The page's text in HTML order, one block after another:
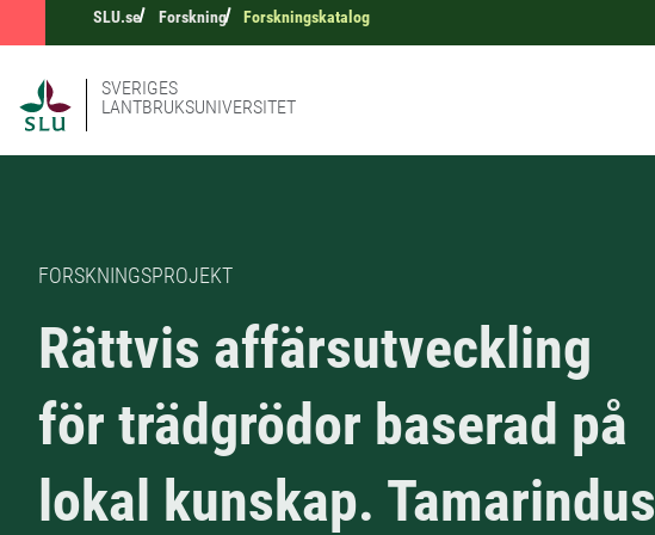
SLU.se Forskning Forskningskatalog
SVERIGES
LANTBRUKSUNIVERSITET
FORSKNINGSPROJEKT
Rättvis affärsutveckling
för trädgrödor baserad på
lokal kunskap. Tamarindus